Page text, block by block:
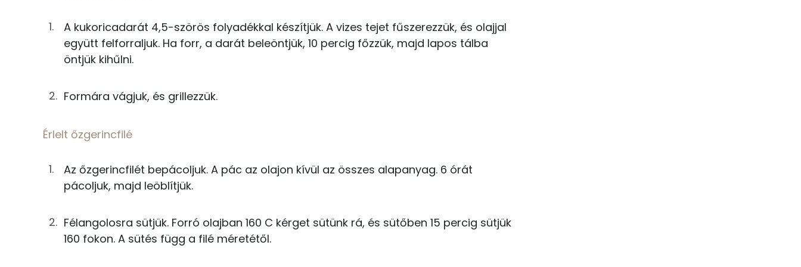
1g szegfűbors 0 kcal
13gborsikafű
38gtej
6gsó
Magnézium
E vitamin:
Összesen
Zsír
Telített zsírsav
26 g
A kukoricadarát 4,5-szörös folyadékkal készítjük. A vizes tejet fűszerezzük, és olajjal
együtt felforraljuk. Ha forr, a darát beleöntjük, 10 percig főzzük, majd lapos tálba
öntjük kihűlni.
Formára vágjuk, és grillezzük.
Érlelt őzgerincfilé
Az őzgerincfilét bepácoljuk. A pác az olajon kívül az összes alapanyag. 6 órát
pácoljuk, majd leöblítjük.
Félangolosra sütjük. Forró olajban 160 C kérget sütünk rá, és sütőben 15 percig sütjük
160 fokon. A sütés függ a filé méretétől.